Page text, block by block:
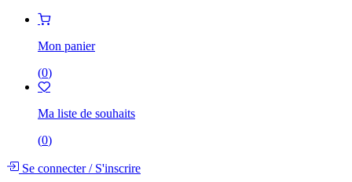
Mon panier
(0)
Ma liste de souhaits
(0)
Se connecter/S'inscrire